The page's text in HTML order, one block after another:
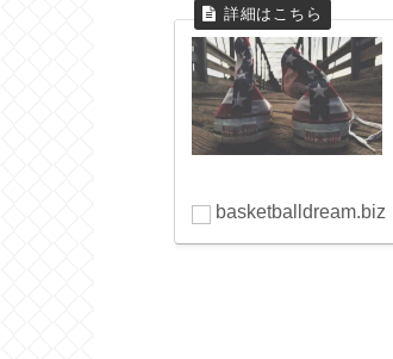
basketballdream.biz